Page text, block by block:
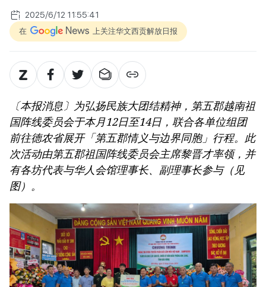
2025/6/12 11:55:41
在 上关注华文西贡解放日报
〔本报消息〕为弘扬民族大团结精神，第五郡越南祖
国阵线委员会于本月12日至14日，联合各单位组团
前往德农省展开「第五郡情义与边界同胞」行程。此
次活动由第五郡祖国阵线委员会主席黎晋才率领，并
有各坊代表与华人会馆理事长、副理事长参与（见
图）。